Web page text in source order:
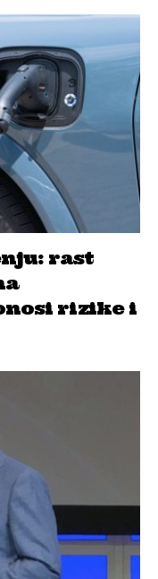
rast
rizike i